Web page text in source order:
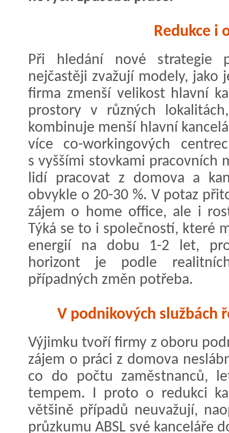
Redukce i
Při hledání nové strategie
nejčastěji zvažují modely, jako
firma zmenší velikost hlavní
prostory v různých
kombinuje menší hlavní
více co-workingových
s vyššími stovkami pracovních
lidí pracovat z domova a
obvykle o 20-30 %. V potaz
zájem o home office, ale i
Týká se to i společností, které
energií na dobu 1-2 let,
horizont je podle
případných změn potřeba.
V podnikových službách
Výjimku tvoří firmy z oboru
zájem o práci z domova
co do počtu zaměstnanců,
tempem. I proto o redukci
většině případů neuvažují,
průzkumu ABSL své kanceláře